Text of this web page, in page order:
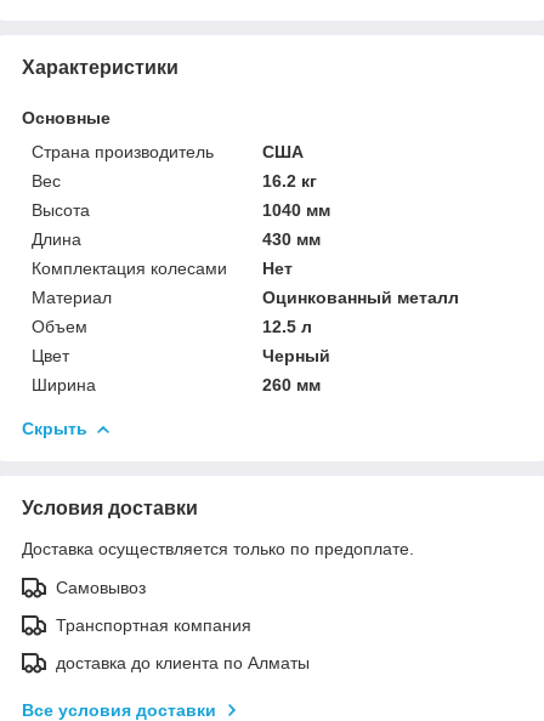
Характеристики
Основные
Страна производитель
США
Вес
16.2 кг
Высота
1040 мм
Длина
430 мм
Комплектация колесами
Нет
Материал
Оцинкованный металл
Объем
12.5 л
Цвет
Черный
Ширина
260 мм
Скрыть
Условия доставки
Доставка осуществляется только по предоплате.
Самовывоз
Транспортная компания
доставка до клиента по Алматы
Все условия доставки